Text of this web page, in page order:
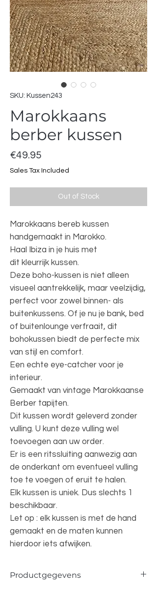
SKU: Kussen243
Marokkaans
berber kussen
€49.95
Sales Tax Included
Out of Stock
Marokkaans bereb kussen
handgemaakt in Marokko.
Haal Ibiza in je huis met
dit kleurrijk kussen.
Deze boho-kussen is niet alleen
visueel aantrekkelijk, maar veelzijdig,
perfect voor zowel binnen- als
buitenkussens. Of je nu je bank, bed
of buitenlounge verfraait, dit
bohokussen biedt de perfecte mix
van stijl en comfort.
Een echte eye-catcher voor je
interieur.
Gemaakt van vintage Marokkaanse
Berber tapijten.
Dit kussen wordt geleverd zonder
vulling. U kunt deze vulling wel
toevoegen aan uw order.
Er is een ritssluiting aanwezig aan
de onderkant om eventueel vulling
toe te voegen of eruit te halen.
Elk kussen is uniek. Dus slechts 1
beschikbaar.
Let op : elk kussen is met de hand
gemaakt en de maten kunnen
hierdoor iets afwijken.
Productgegevens